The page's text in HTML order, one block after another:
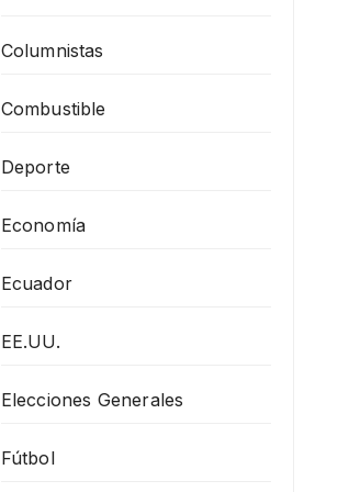
Columnistas
Combustible
Deporte
Economía
Ecuador
EE.UU.
Elecciones Generales
Fútbol